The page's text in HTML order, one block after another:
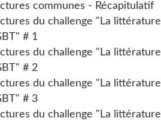
communes - Récapitulatif
du challenge "La littérature
# 1
du challenge "La littérature
# 2
du challenge "La littérature
# 3
du challenge "La littérature